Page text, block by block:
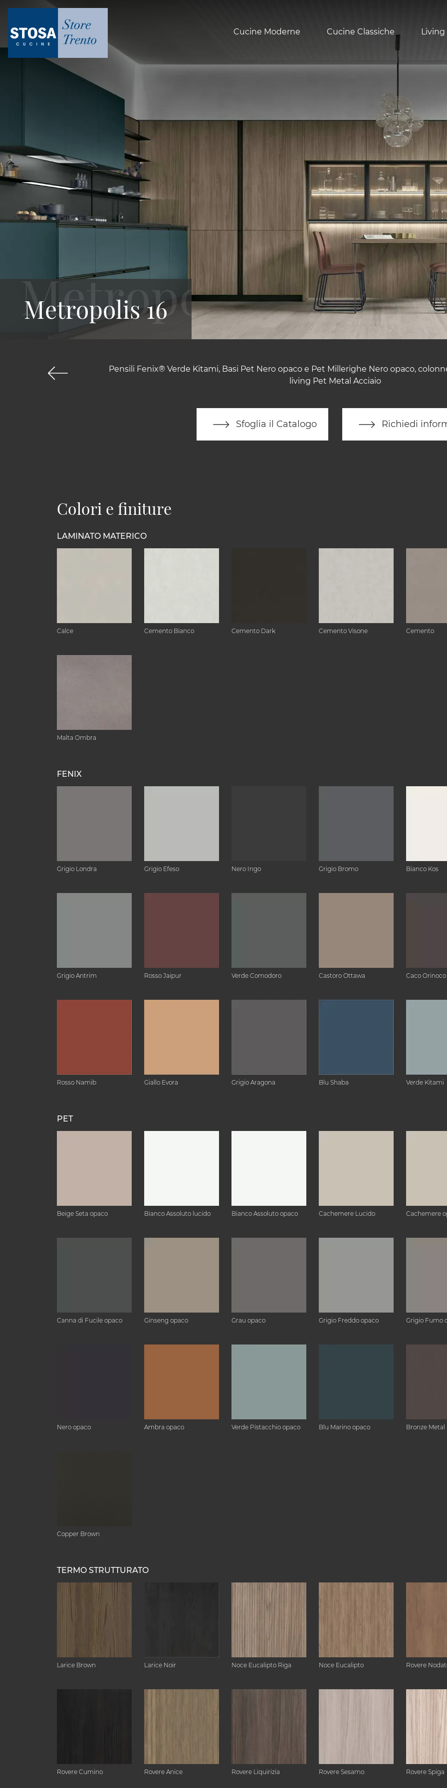
Cucine Moderne Cucine Classiche Living
Pensili Fenix® Verde Kitami, Basi Pet Nero opaco e Pet Millerighe Nero opaco,
living Pet Metal Acciaio
Sfoglia il Catalogo Richiedi
Metropolis 16
Colori e finiture
LAMINATO MATERICO
Calce Cemento Bianco Cemento Dark Cemento Visone Cemento
Malta Ombra
FENIX
Grigio Londra Grigio Efeso Nero Ingo Grigio Bromo Bianco Kos
Grigio Antrim Rosso Jaipur Verde Comodoro Castoro Ottawa Caco Orinoco
Rosso Namib Giallo Evora Grigio Aragona Blu Shaba Verde Kitami
PET
Beige Seta opaco Bianco Assoluto lucido Bianco Assoluto opaco Cachemere Lucido Cachemere
Canna di Fucile opaco Ginseng opaco Grau opaco Grigio Freddo opaco Grigio Fumo
Nero opaco Ambra opaco Verde Pistacchio opaco Blu Marino opaco Bronze Metal
Copper Brown
TERMO STRUTTURATO
Larice Brown Larice Noir Noce Eucalipto Riga Noce Eucalipto Rovere
Rovere Cumino Rovere Anice Rovere Liquirizia Rovere Sesamo Rovere Spiga